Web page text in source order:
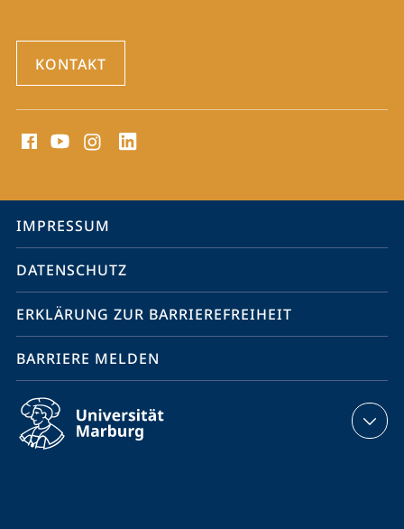
KONTAKT
Media
Service-
Navigation
IMPRESSUM
DATENSCHUTZ
ERKLÄRUNG ZUR BARRIEREFREIHEIT
BARRIERE MELDEN